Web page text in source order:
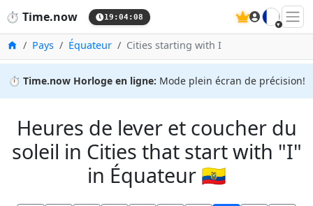
⏱️ Time.now 19:04:08 🇫🇷
Accueil
Pays Équateur Cities starting with I
⏱️ Time.now Horloge en ligne: Mode plein écran de précision!
Heures de lever et coucher du
soleil in Cities that start with "I"
in Équateur 🇪🇨